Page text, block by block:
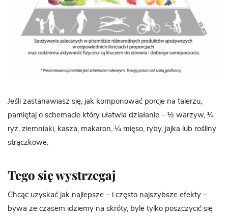
Jeśli zastanawiasz się, jak komponować porcje na talerzu,
pamiętaj o schemacie który ułatwia działanie – ½ warzyw, ¼
ryż, ziemniaki, kasza, makaron, ¼ mięso, ryby, jajka lub rośliny
strączkowe.
Tego się wystrzegaj
Chcąc uzyskać jak najlepsze – i często najszybsze efekty –
bywa że czasem idziemy na skróty, byle tylko poszczycić się